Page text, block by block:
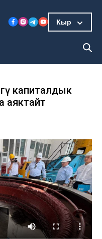
Кыр
капиталдык
аяктайт